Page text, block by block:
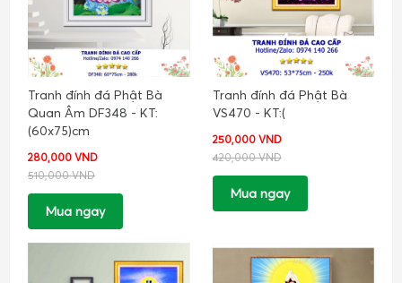
Tranh đính đá Phật Bà
Quan Âm DF348 - KT:
(60x75)cm
280,000 VND
510,000 VND
Mua ngay
Tranh đính đá Phật Bà
VS470 - KT:(
250,000 VND
420,000 VND
Mua ngay